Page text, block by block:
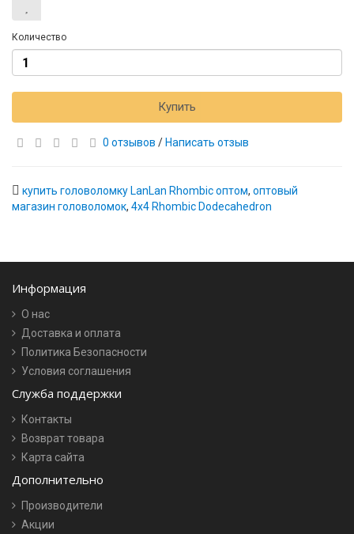
Количество
Купить
0 отзывов / Написать отзыв
купить головоломку LanLan Rhombic оптом, оптовый
магазин головоломок, 4x4 Rhombic Dodecahedron
Информация
О нас
Доставка и оплата
Политика Безопасности
Условия соглашения
Служба поддержки
Контакты
Возврат товара
Карта сайта
Дополнительно
Производители
Акции